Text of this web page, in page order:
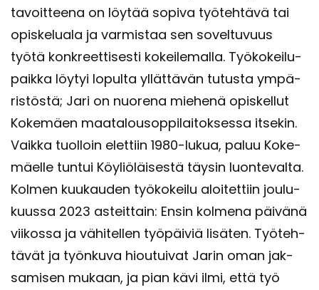
ta­voit­tee­na on löy­tää so­pi­va työ­teh­tä­vä tai
opis­ke­lua­la ja var­mis­taa sen so­vel­tu­vuus
työtä kon­kreet­ti­ses­ti ko­kei­le­mal­la. Työ­ko­kei­lu­
paik­ka löy­tyi lo­pul­ta yl­lät­tä­vän tu­tus­ta ym­pä­
ris­tös­tä; Jari on nuo­re­na mie­he­nä opis­kel­lut
Ko­ke­mäen maa­ta­lous­op­pi­lai­tok­ses­sa it­se­kin.
Vaik­ka tuol­loin elet­tiin 1980-​lukua, paluu Ko­ke­
mäel­le tun­tui Köy­liö­läi­ses­tä täy­sin luon­te­val­ta.
Kol­men kuu­kau­den työ­ko­kei­lu aloi­tet­tiin jou­lu­
kuus­sa 2023 as­teit­tain: Ensin kol­me­na päi­vä­nä
vii­kos­sa ja vä­hi­tel­len työ­päi­viä li­sä­ten. Työ­teh­
tä­vät ja työn­ku­va hiou­tui­vat Jarin oman jak­
sa­mi­sen mu­kaan, ja pian kävi ilmi, että työ